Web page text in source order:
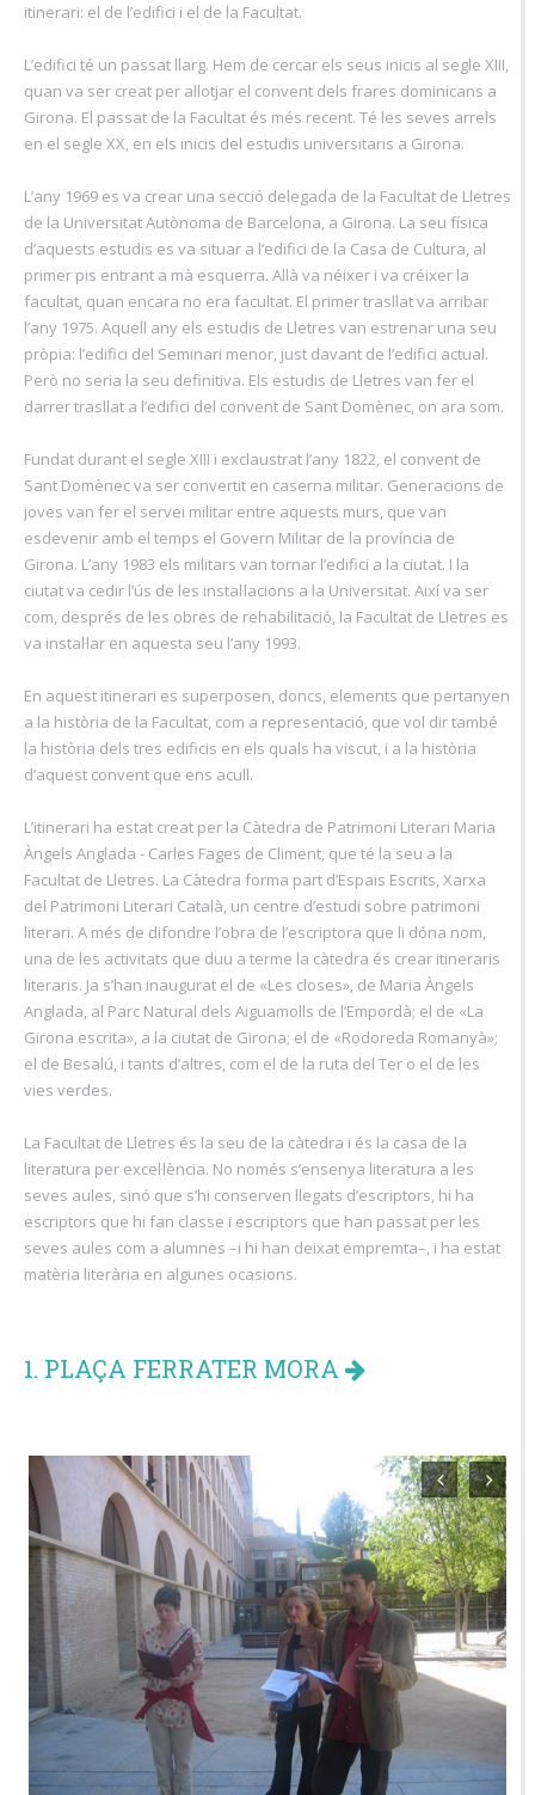
itinerari: el de l’edifici i el de la Facultat.
L’edifici té un passat llarg. Hem de cercar els seus inicis al segle XIII,
quan va ser creat per allotjar el convent dels frares dominicans a
Girona. El passat de la Facultat és més recent. Té les seves arrels
en el segle XX, en els inicis del estudis universitaris a Girona.
L’any 1969 es va crear una secció delegada de la Facultat de Lletres
de la Universitat Autònoma de Barcelona, a Girona. La seu física
d’aquests estudis es va situar a l’edifici de la Casa de Cultura, al
primer pis entrant a mà esquerra. Allà va néixer i va créixer la
facultat, quan encara no era facultat. El primer trasllat va arribar
l’any 1975. Aquell any els estudis de Lletres van estrenar una seu
pròpia: l’edifici del Seminari menor, just davant de l’edifici actual.
Però no seria la seu definitiva. Els estudis de Lletres van fer el
darrer trasllat a l’edifici del convent de Sant Domènec, on ara som.
Fundat durant el segle XIII i exclaustrat l’any 1822, el convent de
Sant Domènec va ser convertit en caserna militar. Generacions de
joves van fer el servei militar entre aquests murs, que van
esdevenir amb el temps el Govern Militar de la província de
Girona. L’any 1983 els militars van tornar l’edifici a la ciutat. I la
ciutat va cedir l’ús de les instal·lacions a la Universitat. Així va ser
com, després de les obres de rehabilitació, la Facultat de Lletres es
va instal·lar en aquesta seu l’any 1993.
En aquest itinerari es superposen, doncs, elements que pertanyen
a la història de la Facultat, com a representació, que vol dir també
la història dels tres edificis en els quals ha viscut, i a la història
d’aquest convent que ens acull.
L’itinerari ha estat creat per la Càtedra de Patrimoni Literari Maria
Àngels Anglada - Carles Fages de Climent, que té la seu a la
Facultat de Lletres. La Càtedra forma part d’Espais Escrits, Xarxa
del Patrimoni Literari Català, un centre d’estudi sobre patrimoni
literari. A més de difondre l’obra de l’escriptora que li dóna nom,
una de les activitats que duu a terme la càtedra és crear itineraris
literaris. Ja s’han inaugurat el de «Les closes», de Maria Àngels
Anglada, al Parc Natural dels Aiguamolls de l’Empordà; el de «La
Girona escrita», a la ciutat de Girona; el de «Rodoreda Romanyà»;
el de Besalú, i tants d’altres, com el de la ruta del Ter o el de les
vies verdes.
La Facultat de Lletres és la seu de la càtedra i és la casa de la
literatura per excel·lència. No només s’ensenya literatura a les
seves aules, sinó que s’hi conserven llegats d’escriptors, hi ha
escriptors que hi fan classe i escriptors que han passat per les
seves aules com a alumnes –i hi han deixat empremta–, i ha estat
matèria literària en algunes ocasions.
1. PLAÇA FERRATER MORA